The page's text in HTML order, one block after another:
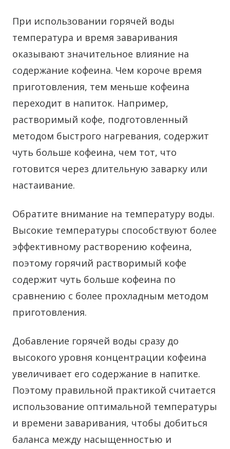
При использовании горячей воды
температура и время заваривания
оказывают значительное влияние на
содержание кофеина. Чем короче время
приготовления, тем меньше кофеина
переходит в напиток. Например,
растворимый кофе, подготовленный
методом быстрого нагревания, содержит
чуть больше кофеина, чем тот, что
готовится через длительную заварку или
настаивание.
Обратите внимание на температуру воды.
Высокие температуры способствуют более
эффективному растворению кофеина,
поэтому горячий растворимый кофе
содержит чуть больше кофеина по
сравнению с более прохладным методом
приготовления.
Добавление горячей воды сразу до
высокого уровня концентрации кофеина
увеличивает его содержание в напитке.
Поэтому правильной практикой считается
использование оптимальной температуры
и времени заваривания, чтобы добиться
баланса между насыщенностью и